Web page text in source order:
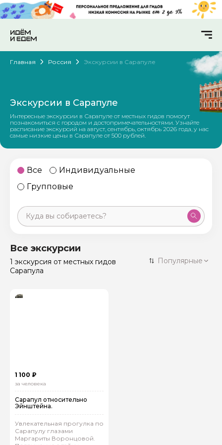
Главная Россия Экскурсии в Сарапуле
Экскурсии в Сарапуле
Интересные экскурсии в Сарапуле от местных гидов помогут
познакомиться с городом и достопримечательностями. Узнайте
расписание экскурсий на август, сентябрь, октябрь 2026 года, у нас
самые низкие цены в Сарапуле от 500 рублей.
Все
Индивидуальные
Групповые
Санкт-Петербург
Россия
50 экскурсий
Все экскурсии
1 экскурсия от местных гидов
Сарапула
Популярные
1 100 ₽
за человека
Сарапул относительно
Эйнштейна.
Увлекательная прогулка по
Сарапулу глазами
Маргариты Воронцовой.